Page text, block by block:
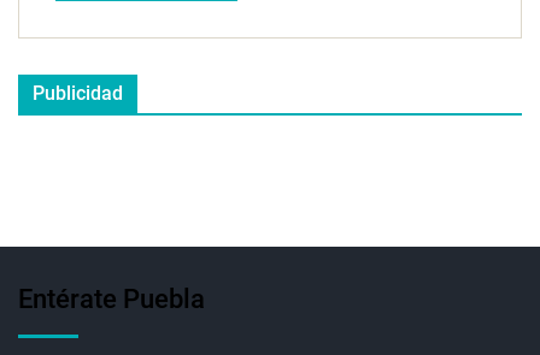
Publicidad
Entérate Puebla